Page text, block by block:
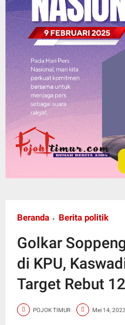
Beranda Berita politik
Golkar
di KPU,
Target Rebut
POJOK TIMUR Mei 14, 2023